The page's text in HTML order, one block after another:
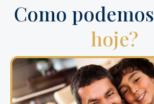
Como podemos
hoje?